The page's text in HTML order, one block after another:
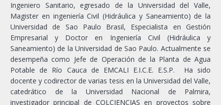
Ingeniero Sanitario, egresado de la Universidad del Valle,
Magister en ingeniería Civil (Hidráulica y Saneamiento) de la
Universidad de Sao Paulo Brasil, Especialista en Gestión
Empresarial y Doctor en Ingeniería Civil (Hidráulica y
Saneamiento) de la Universidad de Sao Paulo. Actualmente se
desempeña como Jefe de Operación de la Planta de Agua
Potable de Río Cauca de EMCALI E.I.C.E. E.S.P. Ha sido
docente y codirector de varias tesis en la Universidad del Valle,
catedrático de la Universidad Nacional de Palmira,
investigador principal de COLCIENCIAS en proyectos sobre